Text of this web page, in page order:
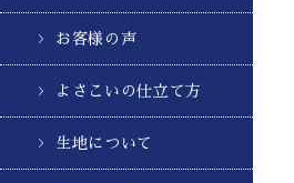
お客様の声
よさこいの仕立て方
生地について